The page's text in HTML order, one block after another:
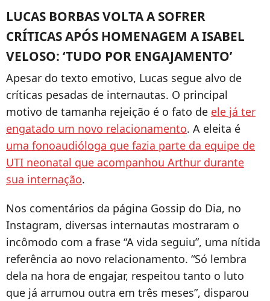
LUCAS BORBAS VOLTA A SOFRER
CRÍTICAS APÓS HOMENAGEM A ISABEL
VELOSO: ‘TUDO POR ENGAJAMENTO’
Apesar do texto emotivo, Lucas segue alvo de
críticas pesadas de internautas. O principal
motivo de tamanha rejeição é o fato de ele já ter
engatado um novo relacionamento. A eleita é
uma fonoaudióloga que fazia parte da equipe de
UTI neonatal que acompanhou Arthur durante
sua internação.
Nos comentários da página Gossip do Dia, no
Instagram, diversas internautas mostraram o
incômodo com a frase “A vida seguiu”, uma nítida
referência ao novo relacionamento. “Só lembra
dela na hora de engajar, respeitou tanto o luto
que já arrumou outra em três meses”, disparou